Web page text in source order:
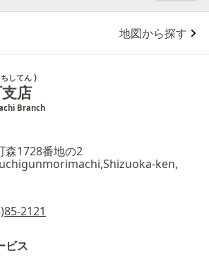
地図から探す
してん )
店
Branch
森1728番地の2
ken,
2121
ビス